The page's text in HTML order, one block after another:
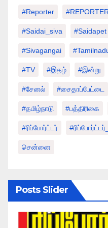
#Reporter
#saidai_siva #saidapet
#sivagangai
#TV #இதழ் #இன்று
#சேனல் #சைதாப்பேட்டை
#தமிழ்நாடு #பத்திரிகை
#ரிப்போர்ட்டர்
சென்னை
Posts Slider